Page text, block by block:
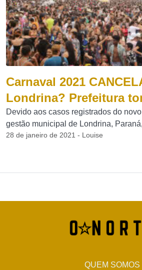
Carnaval 2021
Londrina? Prefeitura
Devido aos casos registrados do
gestão municipal de Londrina,
28 de janeiro de 2021 - Louise
QUEM SOMOS